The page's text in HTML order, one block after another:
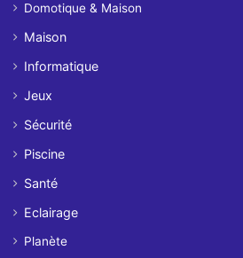
Domotique & Maison
Maison
Informatique
Jeux
Sécurité
Piscine
Santé
Eclairage
Planète